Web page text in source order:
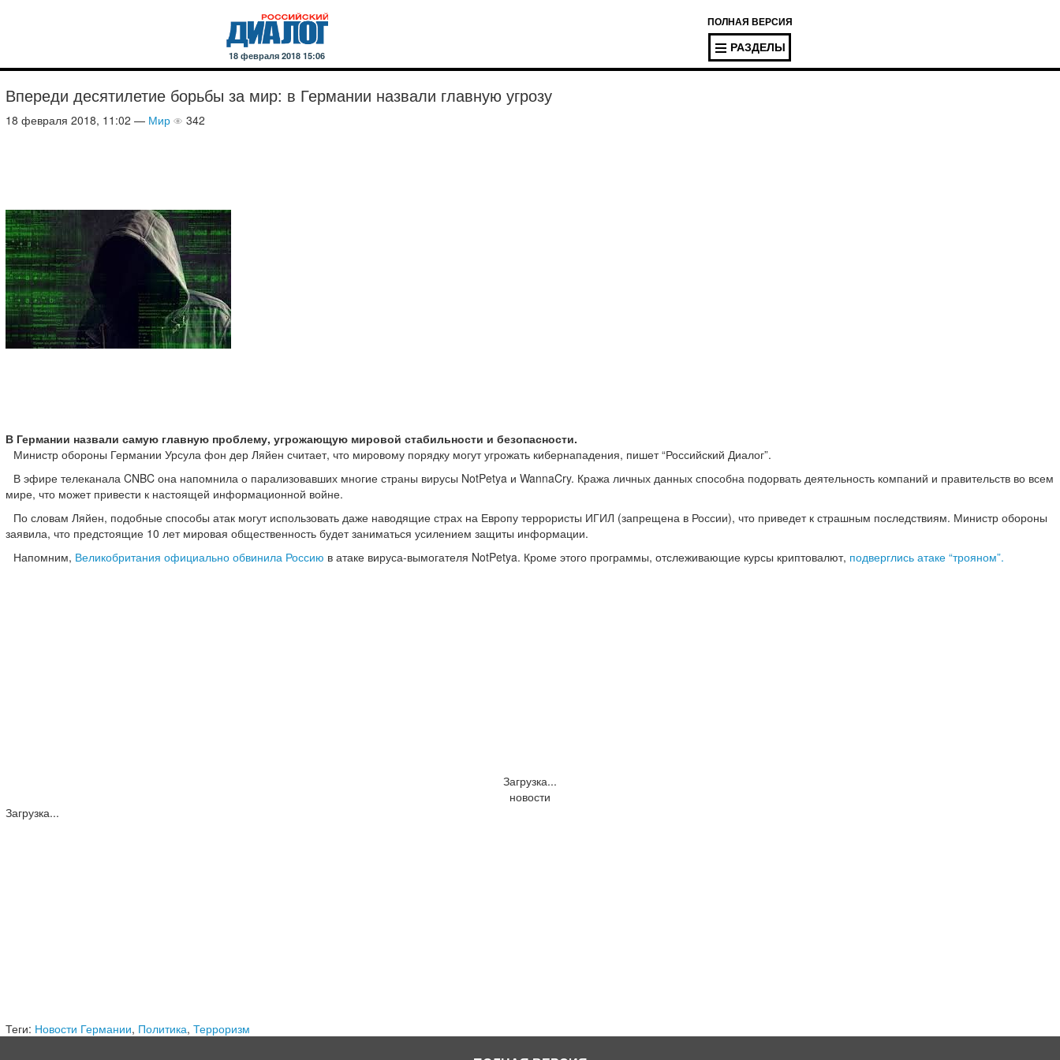
18 февраля 2018 15:06
ПОЛНАЯ ВЕРСИЯ
РАЗДЕЛЫ
Впереди десятилетие борьбы за мир: в Германии назвали главную угрозу
18 февраля 2018, 11:02 — Мир 342
В Германии назвали самую главную проблему, угрожающую мировой стабильности и безопасности.
Министр обороны Германии Урсула фон дер Ляйен считает, что мировому порядку могут угрожать кибернападения, пишет “Российский Диалог”.
В эфире телеканала CNBC она напомнила о парализовавших многие страны вирусы NotPetya и WannaCry. Кража личных данных способна подорвать деятельность компаний и правительств во всем
мире, что может привести к настоящей информационной войне.
По словам Ляйен, подобные способы атак могут использовать даже наводящие страх на Европу террористы ИГИЛ (запрещена в России), что приведет к страшным последствиям. Министр обороны
заявила, что предстоящие 10 лет мировая общественность будет заниматься усилением защиты информации.
Напомним, Великобритания официально обвинила Россию в атаке вируса-вымогателя NotPetya. Кроме этого программы, отслеживающие курсы криптовалют, подверглись атаке “трояном”.
Загрузка...
новости
Загрузка...
Теги: Новости Германии, Политика, Терроризм